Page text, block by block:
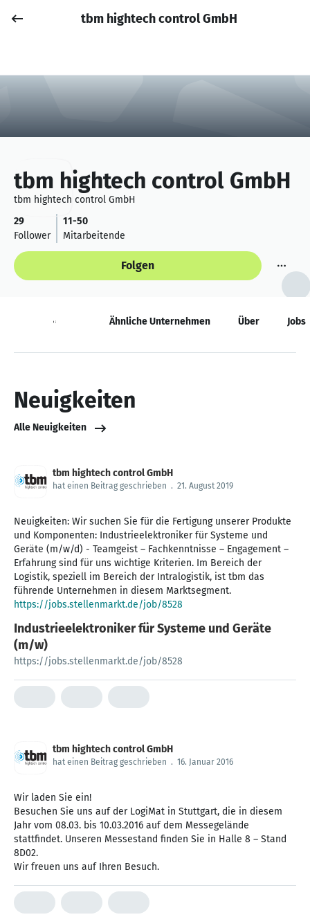
Anmelden
tbm hightech control GmbH
tbm hightech control GmbH
tbm hightech control GmbH
29
Follower
11-50
Mitarbeitende
Folgen
Neuigkeiten Ähnliche Unternehmen Über Jobs
Neuigkeiten
Alle Neuigkeiten
tbm hightech control GmbH
hat einen Beitrag geschrieben . 21. August 2019
Neuigkeiten: Wir suchen Sie für die Fertigung unserer Produkte
und Komponenten: Industrieelektroniker für Systeme und
Geräte (m/w/d) - Teamgeist – Fachkenntnisse – Engagement –
Erfahrung sind für uns wichtige Kriterien. Im Bereich der
Logistik, speziell im Bereich der Intralogistik, ist tbm das
führende Unternehmen in diesem Marktsegment.
https://jobs.stellenmarkt.de/job/8528
Industrieelektroniker für Systeme und Geräte
(m/w)
https://jobs.stellenmarkt.de/job/8528
tbm hightech control GmbH
hat einen Beitrag geschrieben . 16. Januar 2016
Wir laden Sie ein!
Besuchen Sie uns auf der LogiMat in Stuttgart, die in diesem
Jahr vom 08.03. bis 10.03.2016 auf dem Messegelände
stattfindet. Unseren Messestand finden Sie in Halle 8 – Stand
8D02.
Wir freuen uns auf Ihren Besuch.